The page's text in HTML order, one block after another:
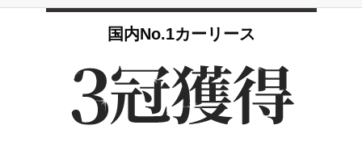
国内No.1カーリース